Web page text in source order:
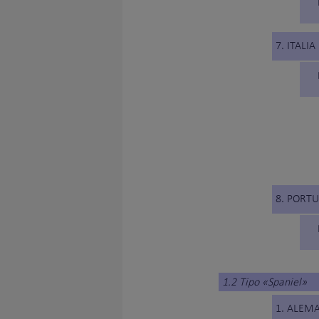
7. ITALIA
8.
1.2 Tipo «Spaniel»
1.